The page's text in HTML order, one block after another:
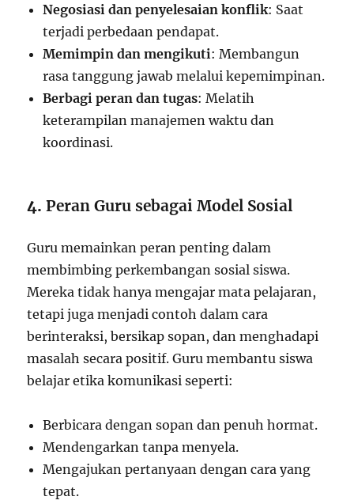
Negosiasi dan penyelesaian konflik: Saat
terjadi perbedaan pendapat.
Memimpin dan mengikuti: Membangun
rasa tanggung jawab melalui kepemimpinan.
Berbagi peran dan tugas: Melatih
keterampilan manajemen waktu dan
koordinasi.
4.Peran Guru sebagai Model Sosial
Guru memainkan peran penting dalam
membimbing perkembangan sosial siswa.
Mereka tidak hanya mengajar mata pelajaran,
tetapi juga menjadi contoh dalam cara
berinteraksi, bersikap sopan, dan menghadapi
masalah secara positif. Guru membantu siswa
belajar etika komunikasi seperti:
Berbicara dengan sopan dan penuh hormat.
Mendengarkan tanpa menyela.
Mengajukan pertanyaan dengan cara yang
tepat.